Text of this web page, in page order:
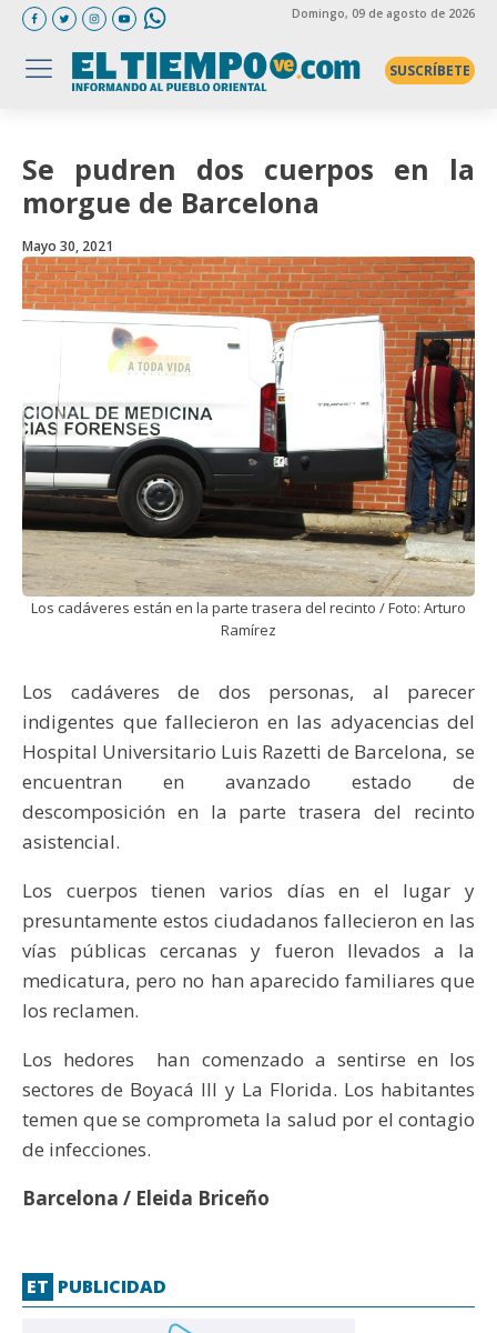
Domingo, 09 de agosto de 2026
SUSCRÍBETE
Se pudren dos cuerpos en la
morgue de Barcelona
Mayo 30, 2021
Los cadáveres están en la parte trasera del recinto / Foto: Arturo
Ramírez
Los cadáveres de dos personas, al parecer
indigentes que fallecieron en las adyacencias del
Hospital Universitario Luis Razetti de Barcelona, se
encuentran en avanzado estado de
descomposición en la parte trasera del recinto
asistencial.
Los cuerpos tienen varios días en el lugar y
presuntamente estos ciudadanos fallecieron en las
vías públicas cercanas y fueron llevados a la
medicatura, pero no han aparecido familiares que
los reclamen.
Los hedores han comenzado a sentirse en los
sectores de Boyacá III y La Florida. Los habitantes
temen que se comprometa la salud por el contagio
de infecciones.
Barcelona / Eleida Briceño
ET PUBLICIDAD